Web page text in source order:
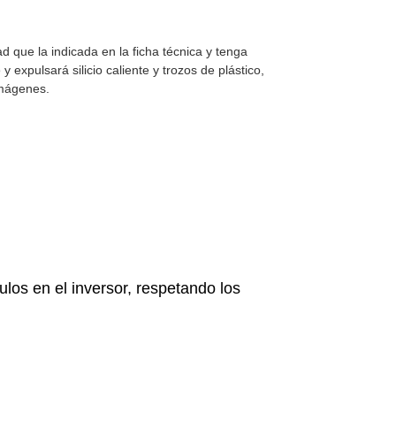
que la indicada en la ficha técnica y tenga
expulsará silicio caliente y trozos de plástico,
en el inversor, respetando los